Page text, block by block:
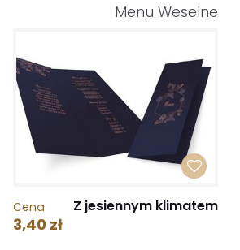
Menu Weselne
Cena
3,40 zł
Z jesiennym klimatem